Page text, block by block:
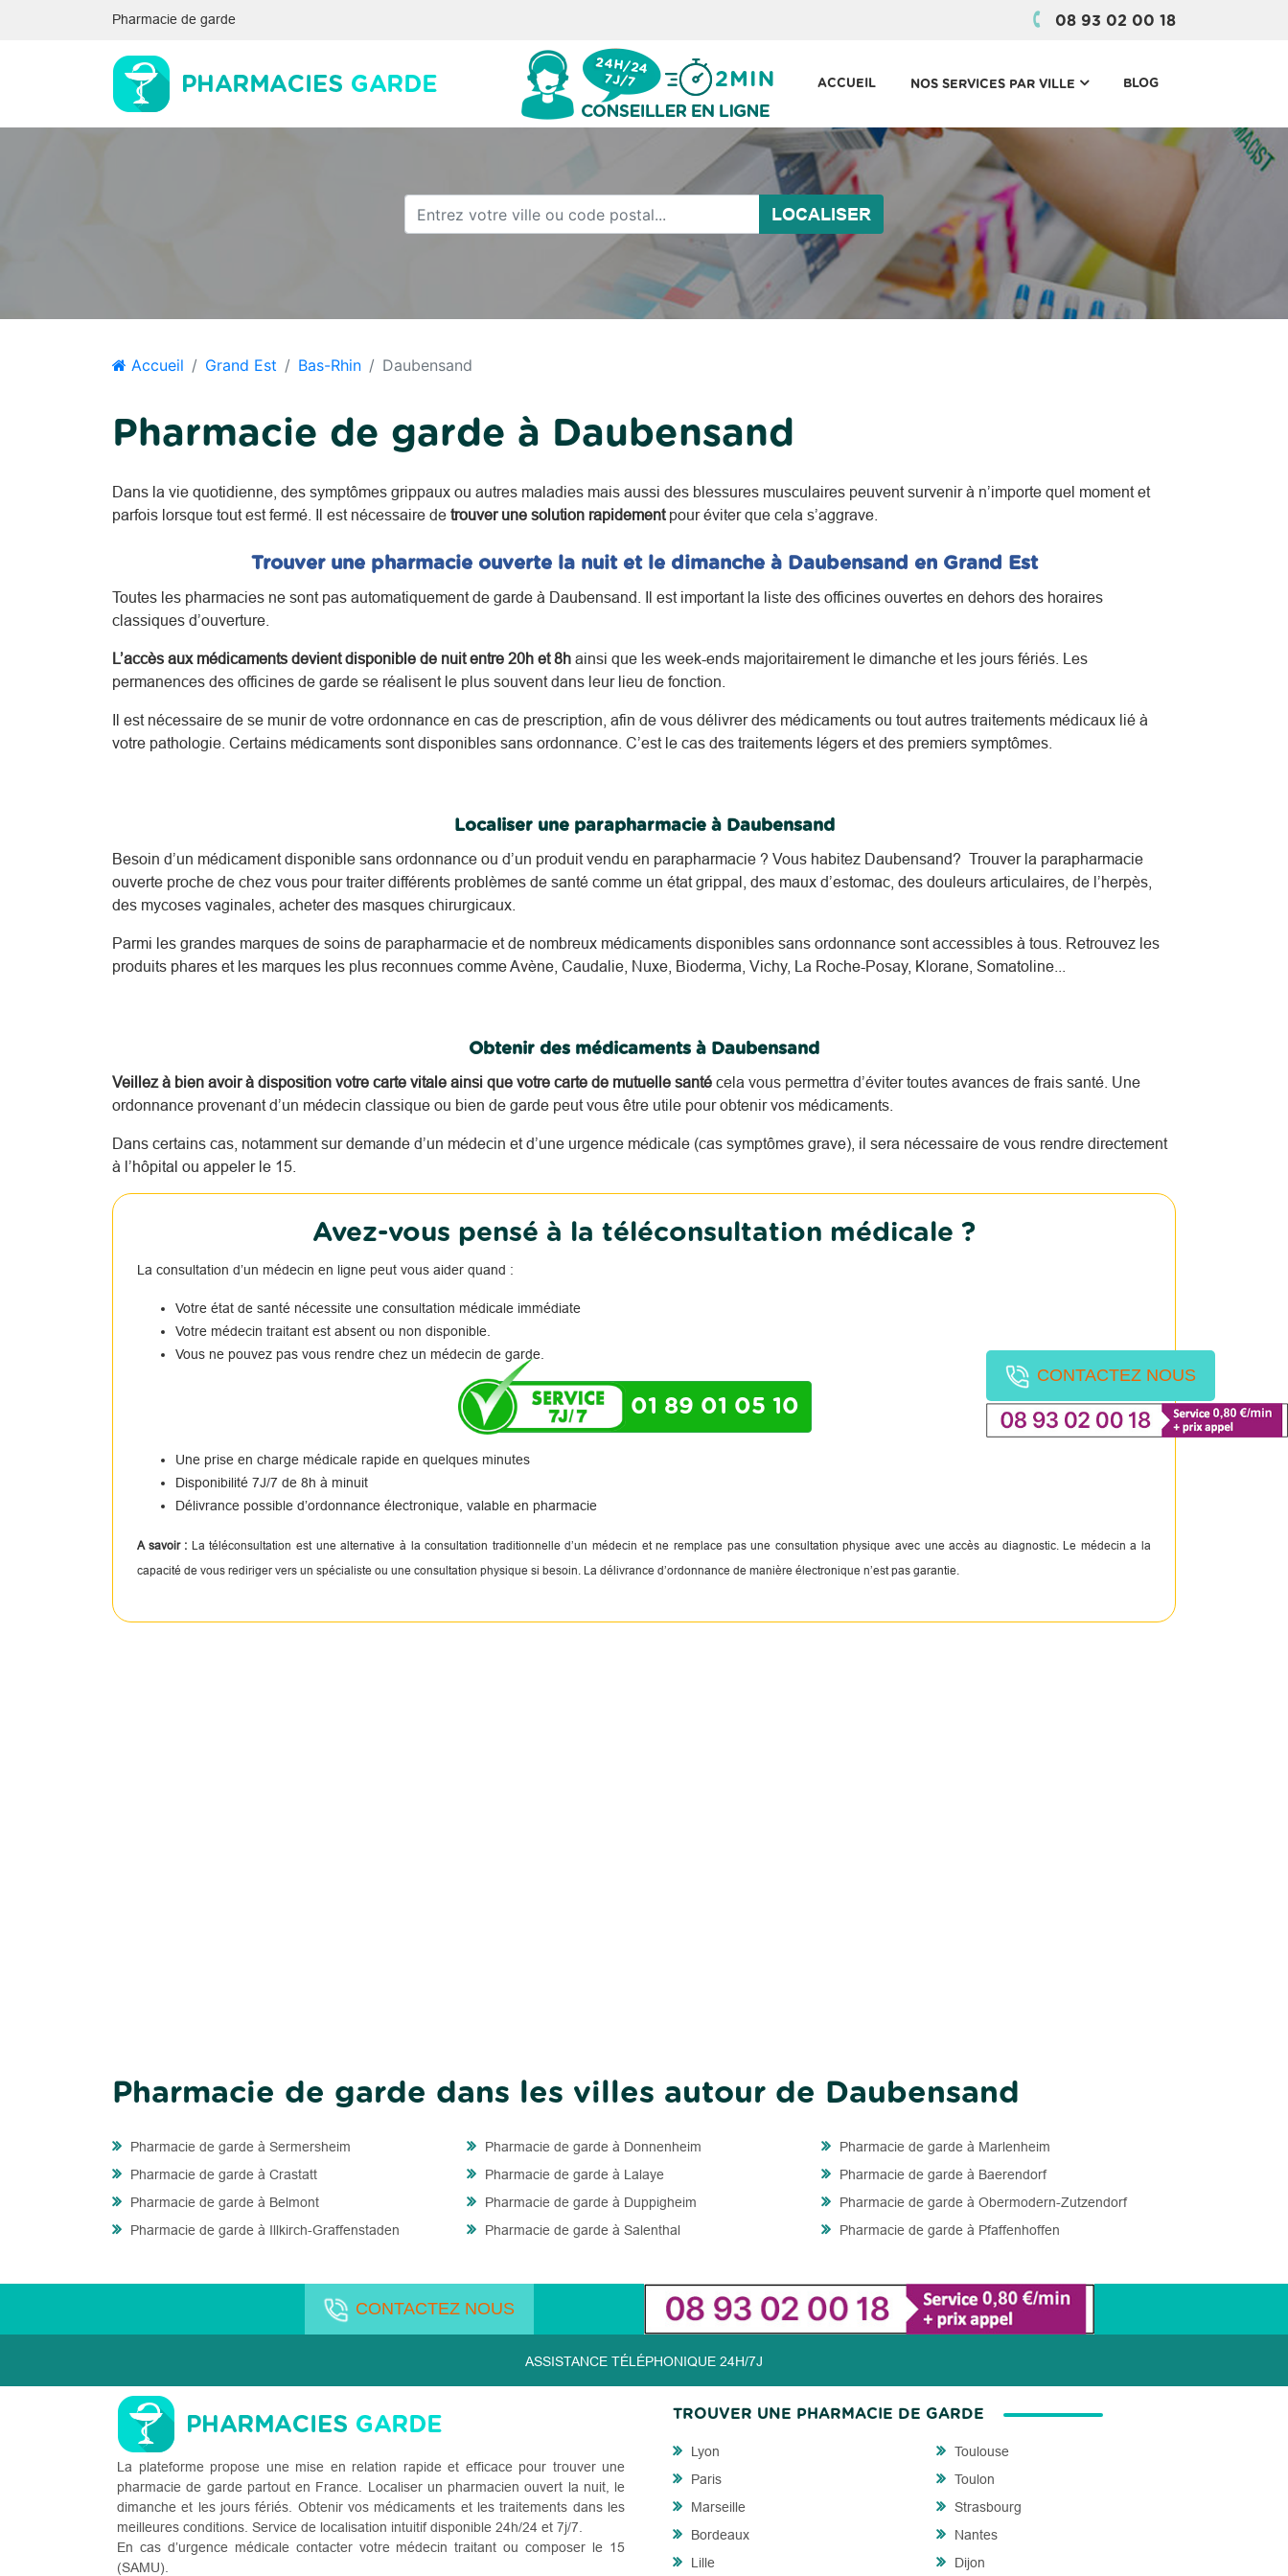
Pharmacie de garde 08 93 02 00 18
CONTACTEZ NOUS
ACCUEIL NOS SERVICES PAR VILLE (CURRENT)
BLOG
LOCALISER
Accueil Grand Est Bas-Rhin Daubensand
Pharmacie de garde à Daubensand
Dans la vie quotidienne, des symptômes grippaux ou autres maladies mais aussi des blessures musculaires peuvent survenir à n’importe quel moment et
parfois lorsque tout est fermé. Il est nécessaire de trouver une solution rapidementpour éviter que cela s’aggrave.
Trouver une pharmacie ouverte la nuit et le dimanche à Daubensand en Grand Est
Toutes les pharmacies ne sont pas automatiquement de garde à Daubensand. Il est important la liste des officines ouvertes en dehors des horaires
classiques d’ouverture.
L’accès aux médicaments devient disponible de nuit entre 20h et 8h ainsi que les week-ends majoritairement le dimanche et les jours fériés. Les
permanences des officines de garde se réalisent le plus souvent dans leur lieu de fonction.
Il est nécessaire de se munir de votre ordonnance en cas de prescription, afin de vous délivrer des médicaments ou tout autres traitements médicaux lié à
votre pathologie. Certains médicaments sont disponibles sans ordonnance. C’est le cas des traitements légers et des premiers symptômes.
Localiser une parapharmacie à Daubensand
Besoin d’un médicament disponible sans ordonnance ou d’un produit vendu en parapharmacie ? Vous habitez Daubensand? Trouver la parapharmacie
ouverte proche de chez vous pour traiter différents problèmes de santé comme un état grippal, des maux d’estomac, des douleurs articulaires, de l’herpès,
des mycoses vaginales, acheter des masques chirurgicaux.
Parmi les grandes marques de soins de parapharmacie et de nombreux médicaments disponibles sans ordonnance sont accessibles à tous. Retrouvez les
produits phares et les marques les plus reconnues comme Avène, Caudalie, Nuxe, Bioderma, Vichy, La Roche-Posay, Klorane, Somatoline...
Obtenir des médicaments à Daubensand
Veillez à bien avoir à disposition votre carte vitale ainsi que votre carte de mutuelle santé cela vous permettra d’éviter toutes avances de frais santé. Une
ordonnance provenant d’un médecin classique ou bien de garde peut vous être utile pour obtenir vos médicaments.
Dans certains cas, notamment sur demande d’un médecin et d’une urgence médicale (cas symptômes grave), il sera nécessaire de vous rendre directement
à l’hôpital ou appeler le 15.
Avez-vous pensé à la téléconsultation médicale ?
La consultation d’un médecin en ligne peut vous aider quand :
Votre état de santé nécessite une consultation médicale immédiate
Votre médecin traitant est absent ou non disponible.
Vous ne pouvez pas vous rendre chez un médecin de garde.
01 89 01 05 10
Une prise en charge médicale rapide en quelques minutes
Disponibilité 7J/7 de 8h à minuit
Délivrance possible d’ordonnance électronique, valable en pharmacie
A savoir : La téléconsultation est une alternative à la consultation traditionnelle d’un médecin et ne remplace pas une consultation physique avec une accès au diagnostic. Le médecin a la
capacité de vous rediriger vers un spécialiste ou une consultation physique si besoin. La délivrance d’ordonnance de manière électronique n’est pas garantie.
Pharmacie de garde dans les villes autour de Daubensand
Pharmacie de garde à Sermersheim
Pharmacie de garde à Crastatt
Pharmacie de garde à Belmont
Pharmacie de garde à Illkirch-Graffenstaden
Pharmacie de garde à Donnenheim
Pharmacie de garde à Lalaye
Pharmacie de garde à Duppigheim
Pharmacie de garde à Salenthal
Pharmacie de garde à Marlenheim
Pharmacie de garde à Baerendorf
Pharmacie de garde à Obermodern-Zutzendorf
Pharmacie de garde à Pfaffenhoffen
CONTACTEZ NOUS
ASSISTANCE TÉLÉPHONIQUE 24H/7J
La plateforme propose une mise en relation rapide et efficace pour trouver une
pharmacie de garde partout en France. Localiser un pharmacien ouvert la nuit, le
dimanche et les jours fériés. Obtenir vos médicaments et les traitements dans les
meilleures conditions. Service de localisation intuitif disponible 24h/24 et 7j/7.
En cas d’urgence médicale contacter votre médecin traitant ou composer le 15
(SAMU).
TROUVER UNE PHARMACIE DE GARDE
Lyon
Paris
Marseille
Bordeaux
Lille
Toulouse
Toulon
Strasbourg
Nantes
Dijon